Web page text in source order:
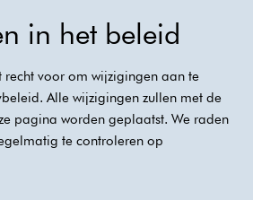
in het beleid
recht voor om wijzigingen aan te
Alle wijzigingen zullen met de
pagina worden geplaatst. We raden
te controleren op